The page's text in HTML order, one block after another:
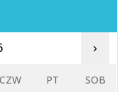
›
CZW PT SOB